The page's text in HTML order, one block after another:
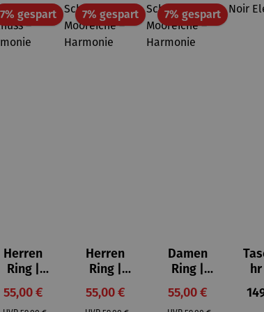
7% gespartRabatt
Herren
Ring |
Silber &
Walnuss –
Verkaufspreis:
55,00 €
Regulärer Preis:
7% gespartRabatt
Herren
Ring |
Schwarz &
Mooreich
Verkaufspreis:
55,00 €
Regulärer Preis:
7% gespartRabatt
Damen
Ring |
Schwarz &
Mooreich
Verkaufspreis:
55,00 €
Regulärer Preis: